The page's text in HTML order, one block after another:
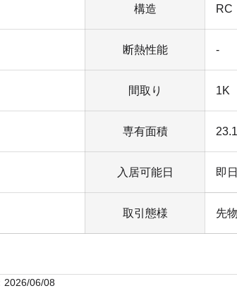
構造 RC
断熱性能 -
間取り 1K
専有面積
入居可能日 即日
取引態様 先物
2026/06/08